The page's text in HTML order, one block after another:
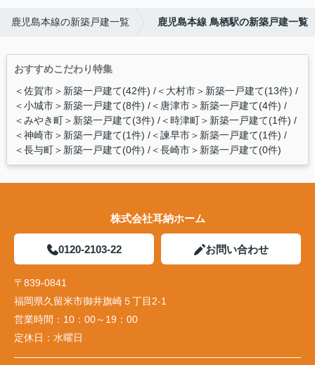
鹿児島本線の新築戸建一覧 鹿児島本線 鳥栖駅の新築戸建一覧
おすすめこだわり特集
＜佐賀市＞新築一戸建て(42件) ＜大村市＞新築一戸建て(13件)
＜小城市＞新築一戸建て(8件) ＜唐津市＞新築一戸建て(4件)
＜みやき町＞新築一戸建て(3件) ＜時津町＞新築一戸建て(1件)
＜神崎市＞新築一戸建て(1件) ＜諫早市＞新築一戸建て(1件)
＜長与町＞新築一戸建て(0件) ＜長崎市＞新築一戸建て(0件)
株式会社耳納ホーム
0120-2103-22 お問い合わせ
〒839-0841
福岡県久留米市御井旗崎５丁目2-1
営業時間： 10：00～19：00
定休日： 水曜日